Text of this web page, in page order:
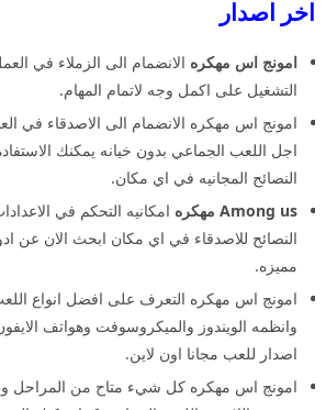
اخر اصدار
امونج اس مهكره الانضمام الى الزملاء في
التشغيل على اكمل وجه لاتمام المهام.
امونج اس مهكره الانضمام الى الاصدقاء في
اجل اللعب الجماعي بدون خيانه يمكنك
النصائح المجانيه في اي مكان.
Among us مهكره
امكانيه التحكم في
النصائح للاصدقاء في اي مكان ابحث الان عن
مميزه.
امونج اس مهكره التعرف على افضل انواع
وانظمه الويندوز والميكروسوفت وهواتف
اصدار للعب مجانا اون لاين.
امونج اس مهكره كل شيء متاح من المراحل